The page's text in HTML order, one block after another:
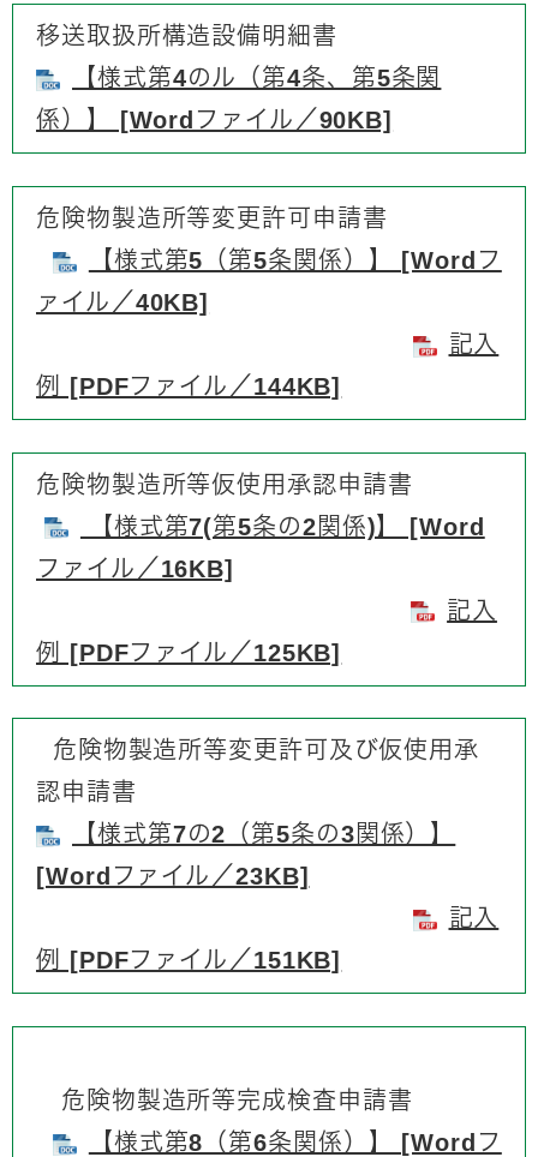
移送取扱所構造設備明細書
【様式第4のル（第4条、第5条関
係）】 [Wordファイル／90KB]
危険物製造所等変更許可申請書
【様式第5（第5条関係）】 [Wordフ
ァイル／40KB]
記入
例 [PDFファイル／144KB]
危険物製造所等仮使用承認申請書
【様式第7(第5条の2関係)】 [Word
ファイル／16KB]
記入
例 [PDFファイル／125KB]
危険物製造所等変更許可及び仮使用承
認申請書
【様式第7の2（第5条の3関係）】
[Wordファイル／23KB]
記入
例 [PDFファイル／151KB]
危険物製造所等完成検査申請書
【様式第8（第6条関係）】 [Wordフ